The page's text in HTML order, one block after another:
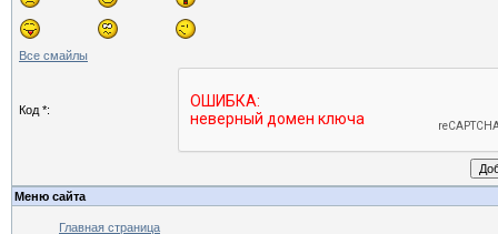
Все смайлы
Код *:
Меню сайта
Главная страница